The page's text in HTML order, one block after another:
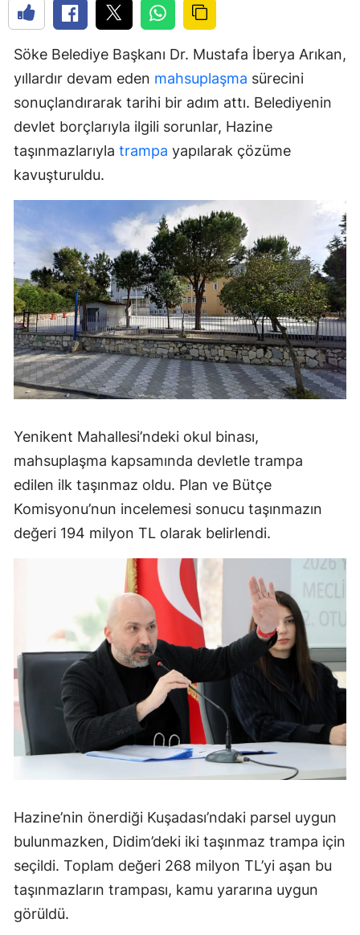
Söke Belediye Başkanı Dr. Mustafa İberya Arıkan,
yıllardır devam eden mahsuplaşma sürecini
sonuçlandırarak tarihi bir adım attı. Belediyenin
devlet borçlarıyla ilgili sorunlar, Hazine
taşınmazlarıyla trampa yapılarak çözüme
kavuşturuldu.
Yenikent Mahallesi’ndeki okul binası,
mahsuplaşma kapsamında devletle trampa
edilen ilk taşınmaz oldu. Plan ve Bütçe
Komisyonu’nun incelemesi sonucu taşınmazın
değeri 194 milyon TL olarak belirlendi.
Hazine’nin önerdiği Kuşadası’ndaki parsel uygun
bulunmazken, Didim’deki iki taşınmaz trampa için
seçildi. Toplam değeri 268 milyon TL’yi aşan bu
taşınmazların trampası, kamu yararına uygun
görüldü.